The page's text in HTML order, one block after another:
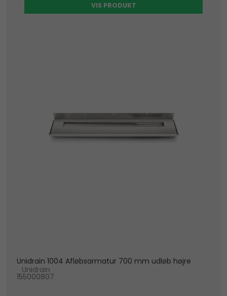
VIS PRODUKT
Unidrain 1004 Afløbsarmatur 700 mm udløb højre
Unidrain
155000807